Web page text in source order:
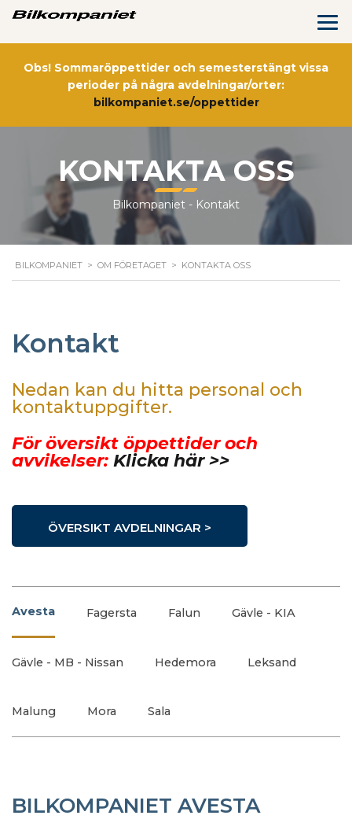
Obs! Sommaröppettider och semesterstängt vissa
perioder på några avdelningar/orter:
bilkompaniet.se/oppettider
KONTAKTA OSS
Bilkompaniet - Kontakt
BILKOMPANIET > OM FÖRETAGET > KONTAKTA OSS
Kontakt
Nedan kan du hitta personal och
kontaktuppgifter.
För översikt öppettider och
avvikelser: Klicka här >>
ÖVERSIKT AVDELNINGAR >
Avesta Fagersta Falun Gävle - KIA
Gävle - MB - Nissan Hedemora Leksand
Malung Mora Sala
BILKOMPANIET AVESTA